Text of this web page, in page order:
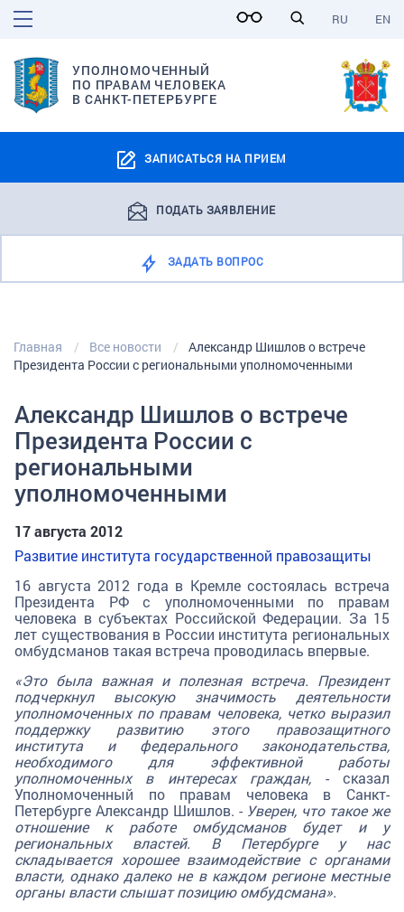
EN
RU
УПОЛНОМОЧЕННЫЙ
ПО ПРАВАМ ЧЕЛОВЕКА
В САНКТ-ПЕТЕРБУРГЕ
ЗАПИСАТЬСЯ НА ПРИЕМ
ПОДАТЬ ЗАЯВЛЕНИЕ
ЗАДАТЬ ВОПРОС
Главная Все новости
Александр Шишлов о встрече
Президента России с региональными уполномоченными
Александр Шишлов о встрече
Президента России с
региональными
уполномоченными
17 августа 2012
Развитие института государственной правозащиты
16 августа 2012 года в Кремле состоялась встреча
Президента РФ с уполномоченными по правам
человека в субъектах Российской Федерации. За 15
лет существования в России института региональных
омбудсманов такая встреча проводилась впервые.
«Это была важная и полезная встреча. Президент
подчеркнул высокую значимость деятельности
уполномоченных по правам человека, четко выразил
поддержку развитию этого правозащитного
института и федерального законодательства,
необходимого для эффективной работы
уполномоченных в интересах граждан, - сказал
Уполномоченный по правам человека в Санкт-
Петербурге Александр Шишлов. - Уверен, что такое же
отношение к работе омбудсманов будет и у
региональных властей. В Петербурге у нас
складывается хорошее взаимодействие с органами
власти, однако далеко не в каждом регионе местные
органы власти слышат позицию омбудсмана».